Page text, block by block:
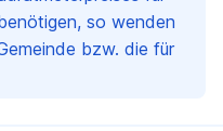
so wenden
bzw. die für